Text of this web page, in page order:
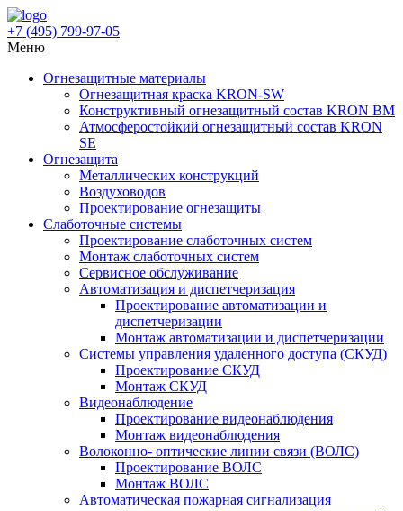
+7 (495) 799-97-05
Меню
Огнезащитные материалы
Огнезащитная краска KRON-SW
Конструктивный огнезащитный состав KRON BM
Атмосферостойкий огнезащитный состав KRON
SE
Огнезащита
Металлических конструкций
Воздуховодов
Проектирование огнезащиты
Слаботочные системы
Проектирование слаботочных систем
Монтаж слаботочных систем
Сервисное обслуживание
Автоматизация и диспетчеризация
Проектирование автоматизации и
диспетчеризации
Монтаж автоматизации и диспетчеризации
Системы управления удаленного доступа (СКУД)
Проектирование СКУД
Монтаж СКУД
Видеонаблюдение
Проектирование видеонаблюдения
Монтаж видеонаблюдения
Волоконно- оптические линии связи (ВОЛС)
Проектирование ВОЛС
Монтаж ВОЛС
Автоматическая пожарная сигнализация